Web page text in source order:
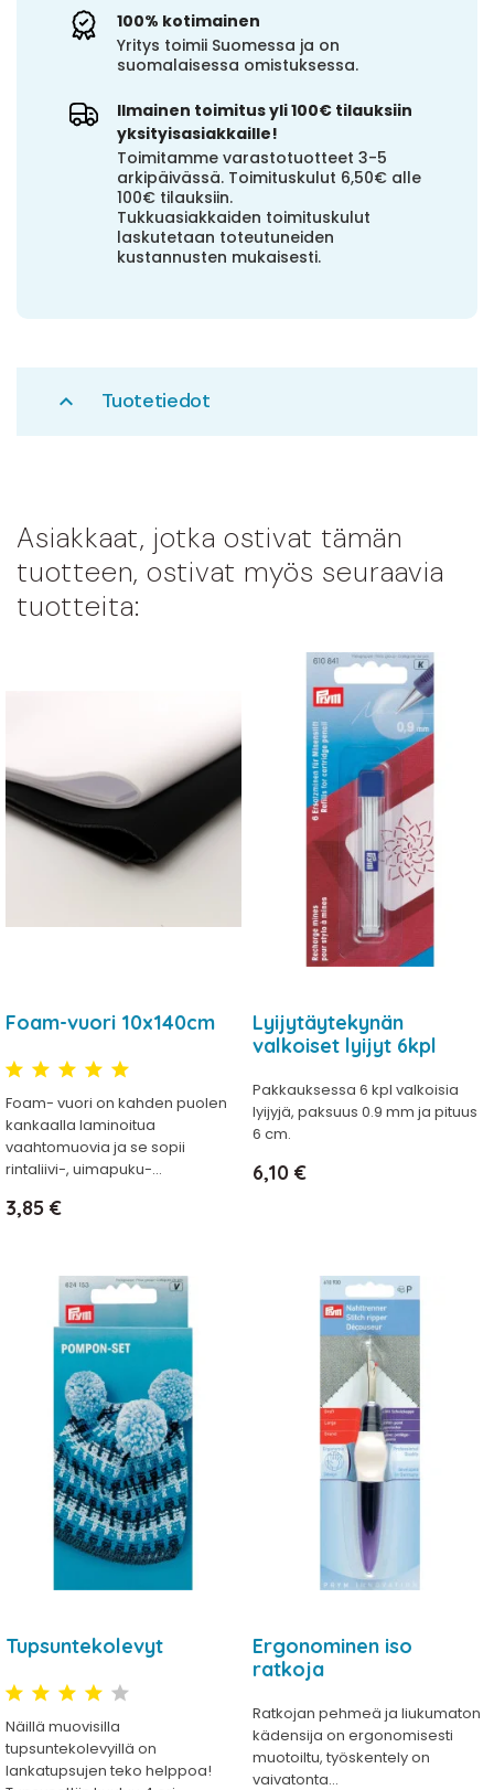
100% kotimainen
Yritys toimii Suomessa ja on
suomalaisessa omistuksessa.
Ilmainen toimitus yli 100€ tilauksiin
yksityisasiakkaille!
Toimitamme varastotuotteet 3-5
arkipäivässä. Toimituskulut 6,50€ alle
100€ tilauksiin.
Tukkuasiakkaiden toimituskulut
laskutetaan toteutuneiden
kustannusten mukaisesti.
expand_less Tuotetiedot
Asiakkaat, jotka ostivat tämän
tuotteen, ostivat myös seuraavia
tuotteita:
Foam-vuori 10x140cm
Foam- vuori on kahden puolen
kankaalla laminoitua
vaahtomuovia ja se sopii
rintaliivi-, uimapuku-...
Hinta
3,85 €
Lyijytäytekynän
valkoiset lyijyt 6kpl
Pakkauksessa 6 kpl valkoisia
lyijyjä, paksuus 0.9 mm ja pituus
6 cm.
Hinta
6,10 €
Tupsuntekolevyt
Näillä muovisilla
tupsuntekolevyillä on
lankatupsujen teko helppoa!
Ergonominen iso
ratkoja
Ratkojan pehmeä ja liukumaton
kädensija on ergonomisesti
muotoiltu, työskentely on
vaivatonta...